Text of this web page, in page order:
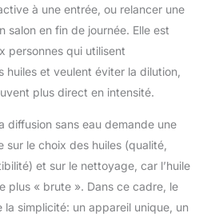
vos huiles préférées pour
parfum instantané et
qui embaume votre
rapidement Sûr et
- La fonction arrêt
garantit la sécurité.
2 modes d'intensité
+ 3 minuteries d'arrêt
(30/60/120 minutes)
utilisation jour/nuit
idée cadeau - Compact,
prêt à être emballé dans
à une entrée, ou relancer une
salon en fin de journée. Elle est
personnes qui utilisent
huiles et veulent éviter la dilution,
plus direct en intensité.
diffusion sans eau demande une
sur le choix des huiles (qualité,
et sur le nettoyage, car l’huile
plus « brute ». Dans ce cadre, le
la simplicité: un appareil unique, un